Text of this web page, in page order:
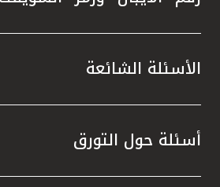
الأسئلة الشائعة
أسئلة حول التورق